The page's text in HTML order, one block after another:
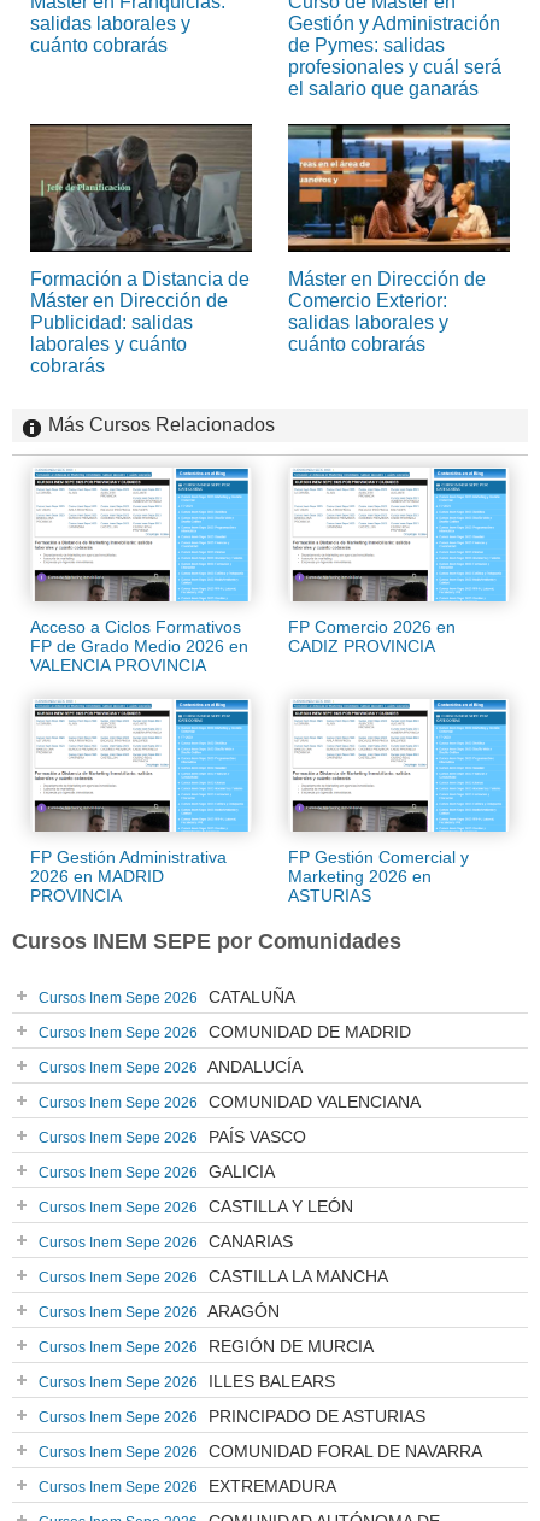
salidas laborales y
cuánto cobrarás
Gestión y Administración
de Pymes: salidas
profesionales y cuál será
el salario que ganarás
Formación a Distancia de
Máster en Dirección de
Publicidad: salidas
laborales y cuánto
cobrarás
Máster en Dirección de
Comercio Exterior:
salidas laborales y
cuánto cobrarás
Más Cursos Relacionados
Acceso a Ciclos Formativos
FP de Grado Medio 2026 en
VALENCIA PROVINCIA
FP Comercio 2026 en
CADIZ PROVINCIA
FP Gestión Administrativa
2026 en MADRID
PROVINCIA
FP Gestión Comercial y
Marketing 2026 en
ASTURIAS
Cursos INEM SEPE por Comunidades
Cursos Inem Sepe 2026 CATALUÑA
Cursos Inem Sepe 2026 COMUNIDAD DE MADRID
Cursos Inem Sepe 2026 ANDALUCÍA
Cursos Inem Sepe 2026 COMUNIDAD VALENCIANA
Cursos Inem Sepe 2026 PAÍS VASCO
Cursos Inem Sepe 2026 GALICIA
Cursos Inem Sepe 2026 CASTILLA Y LEÓN
Cursos Inem Sepe 2026 CANARIAS
Cursos Inem Sepe 2026 CASTILLA LA MANCHA
Cursos Inem Sepe 2026 ARAGÓN
Cursos Inem Sepe 2026 REGIÓN DE MURCIA
Cursos Inem Sepe 2026 ILLES BALEARS
Cursos Inem Sepe 2026 PRINCIPADO DE ASTURIAS
Cursos Inem Sepe 2026 COMUNIDAD FORAL DE NAVARRA
Cursos Inem Sepe 2026 EXTREMADURA